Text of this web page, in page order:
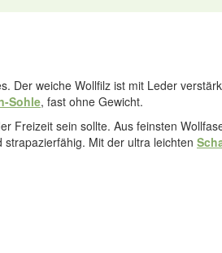
Der weiche Wollfilz ist mit Leder
Sohle, fast ohne Gewicht.
Freizeit sein sollte. Aus feinsten
Mit der ultra leichten